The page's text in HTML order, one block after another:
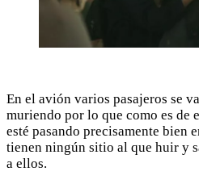
En el avión varios pasajeros se
muriendo por lo que como es de
esté pasando precisamente bien
tienen ningún sitio al que huir y
a ellos.